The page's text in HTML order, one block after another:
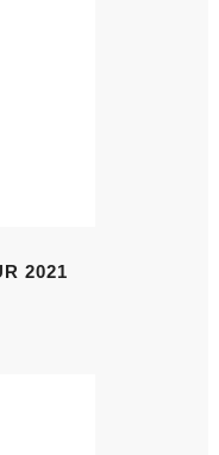
2021